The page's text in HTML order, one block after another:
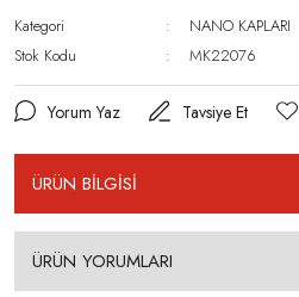
Kategori
NANO KAPLARI
Stok Kodu
MK22076
Yorum Yaz Tavsiye Et
ÜRÜN BİLGİSİ
ÜRÜN YORUMLARI